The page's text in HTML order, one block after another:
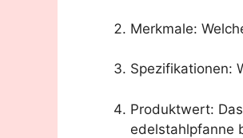
Merkmale:
Spezifikationen:
Produktwert:
edelstahlpfanne